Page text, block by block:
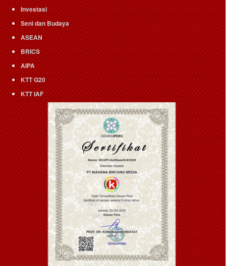
Investasi
Seni dan Budaya
ASEAN
BRICS
AIPA
KTT G20
KTT IAF